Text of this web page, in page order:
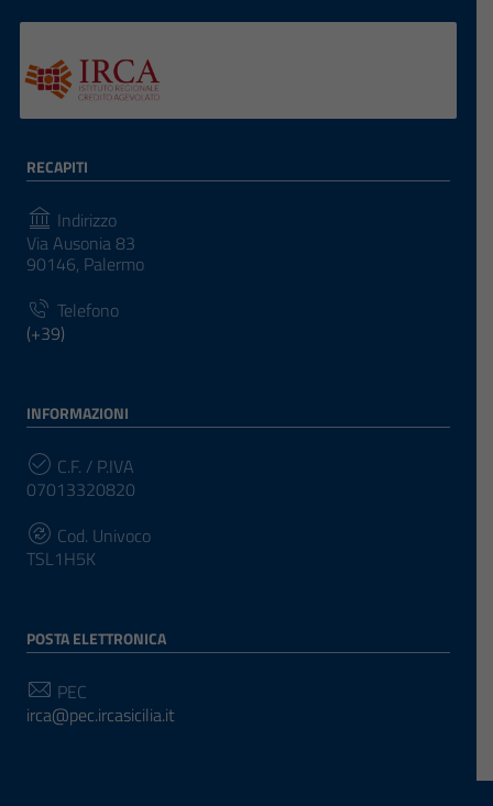
RECAPITI
Indirizzo
Via Ausonia 83
90146, Palermo
Telefono
(+39)
INFORMAZIONI
C.F. / P.IVA
07013320820
Cod. Univoco
TSL1H5K
POSTA ELETTRONICA
PEC
irca@pec.ircasicilia.it